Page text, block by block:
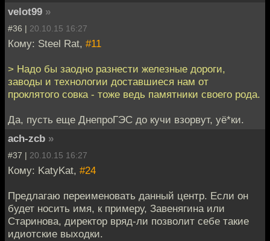
velot99 »
#36 | 20.10.15 16:27
Кому: Steel Rat, #11
> Надо бы заодно разнести железные дороги,
заводы и технологии доставшиеся нам от
проклятого совка - тоже ведь памятники своего рода.
Да, пусть еще ДнепроГЭС до кучи взорвут, уё*ки.
ach-zcb »
#37 | 20.10.15 16:27
Кому: KatyKat, #24
Предлагаю переименовать данный центр. Если он
будет носить имя, к примеру, Завенягина или
Старинова, директор вряд-ли позволит себе такие
идиотские выходки.